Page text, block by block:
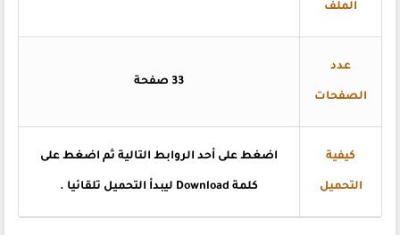
الملف
عدد
الصفحات
كيفية
التحميل
اضغط على أحد الروابط التالية ثم اضغط على
كلمة Download ليبدأ التحميل تلقائيا .